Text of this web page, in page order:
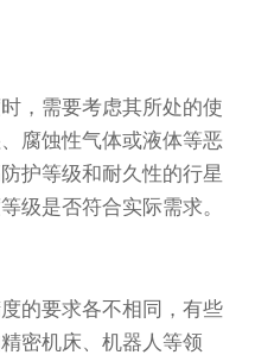
，需要考虑其所处的使
腐蚀性气体或液体等恶
护等级和耐久性的行星
级是否符合实际需求。
的要求各不相同，有些
密机床、机器人等领